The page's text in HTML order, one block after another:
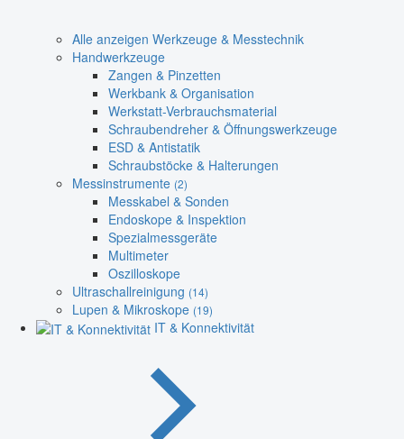
Alle anzeigen Werkzeuge & Messtechnik
Handwerkzeuge
Zangen & Pinzetten
Werkbank & Organisation
Werkstatt-Verbrauchsmaterial
Schraubendreher & Öffnungswerkzeuge
ESD & Antistatik
Schraubstöcke & Halterungen
Messinstrumente (2)
Messkabel & Sonden
Endoskope & Inspektion
Spezialmessgeräte
Multimeter
Oszilloskope
Ultraschallreinigung (14)
Lupen & Mikroskope (19)
IT & Konnektivität